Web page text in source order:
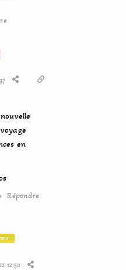
en
Répondre
12:50